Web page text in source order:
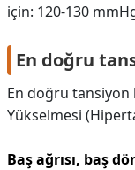
için: 120-130
En doğru
En doğru
Yükselmesi
Baş ağrısı, baş